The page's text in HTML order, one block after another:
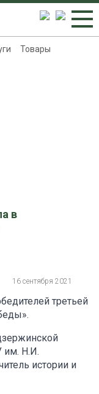
Товары
в
16 сентября 2021
третьей
им. Н.И.
истории и